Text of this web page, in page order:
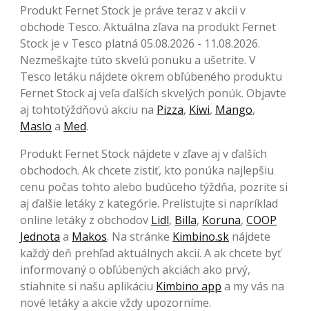
Produkt Fernet Stock je práve teraz v akcii v
obchode Tesco. Aktuálna zľava na produkt Fernet
Stock je v Tesco platná 05.08.2026 - 11.08.2026.
Nezmeškajte túto skvelú ponuku a ušetrite. V
Tesco letáku nájdete okrem obľúbeného produktu
Fernet Stock aj veľa ďalších skvelých ponúk. Objavte
aj tohtotýždňovú akciu na Pizza, Kiwi, Mango,
Maslo a Med.
Produkt Fernet Stock nájdete v zľave aj v ďalších
obchodoch. Ak chcete zistiť, kto ponúka najlepšiu
cenu počas tohto alebo budúceho týždňa, pozrite si
aj ďalšie letáky z kategórie. Prelistujte si napríklad
online letáky z obchodov Lidl, Billa, Koruna, COOP
Jednota a Makos. Na stránke Kimbino.sk nájdete
každý deň prehľad aktuálnych akcií. A ak chcete byť
informovaný o obľúbených akciách ako prvý,
stiahnite si našu aplikáciu Kimbino app a my vás na
nové letáky a akcie vždy upozorníme.